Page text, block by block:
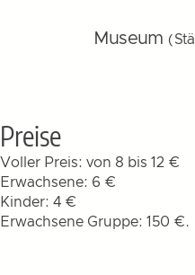
Museum (
Preise
Voller Preis: von 8 bis 12 €
Erwachsene: 6 €
Kinder: 4 €
Erwachsene Gruppe: 150 €.